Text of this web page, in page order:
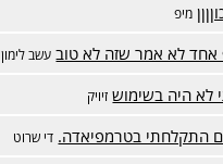
מיפ
אחד לא אמר שזה לא טוב עשב לימון
לא היה בשימוש זיויק
התקלחתי בטרמפיאדה. די שרוט